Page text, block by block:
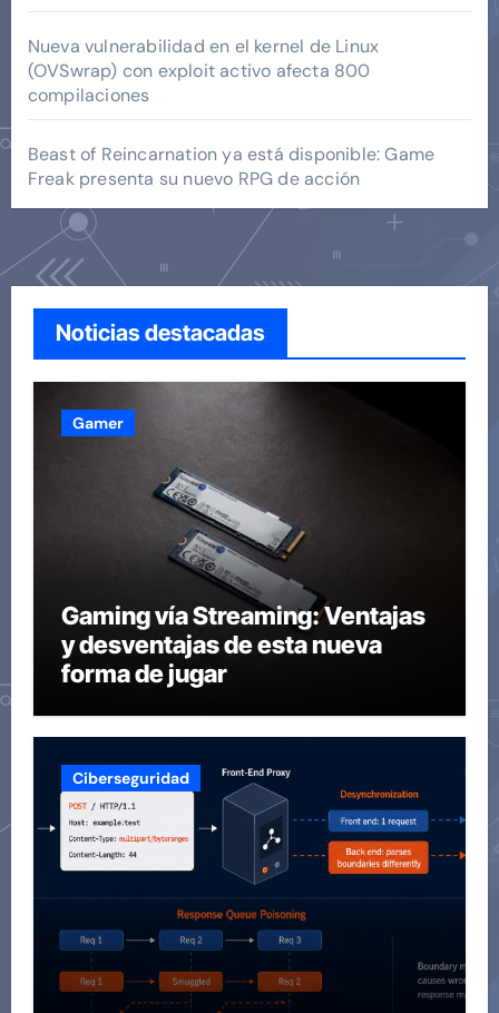
Nueva vulnerabilidad en el kernel de Linux
(OVSwrap) con exploit activo afecta 800
compilaciones
Beast of Reincarnation ya está disponible: Game
Freak presenta su nuevo RPG de acción
Noticias destacadas
Gamer
Gaming vía Streaming: Ventajas
y desventajas de esta nueva
forma de jugar
Ciberseguridad